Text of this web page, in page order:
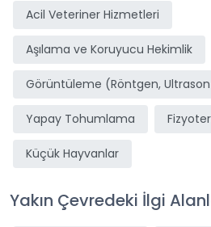
Acil Veteriner Hizmetleri
Aşılama ve Koruyucu Hekimlik
Görüntüleme (Röntgen,
Yapay Tohumlama
Küçük Hayvanlar
Yakın Çevredeki İlgi